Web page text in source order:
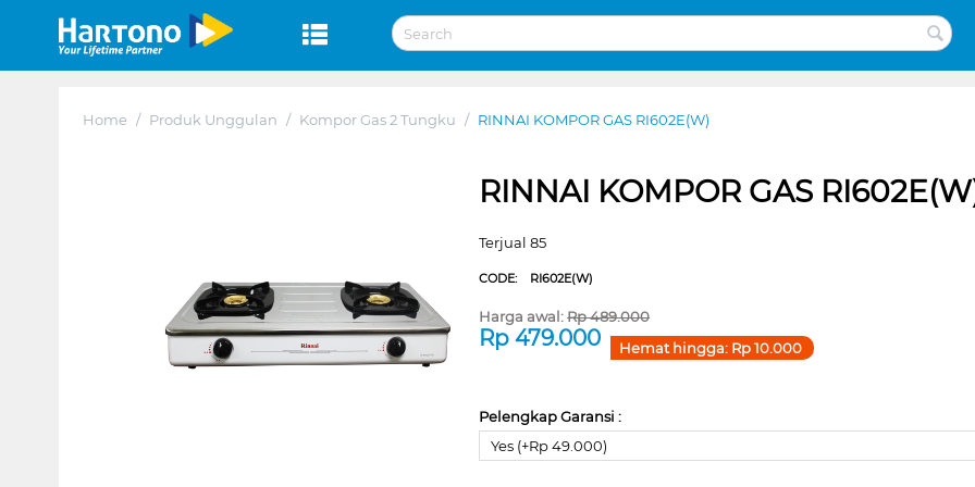
Home / Produk Unggulan / Kompor Gas 2 Tungku / RINNAI KOMPOR GAS RI602E(W)
RINNAI KOMPOR GAS
Terjual 85
CODE: RI602E(W)
Harga awal:Rp489.000
Rp479.000 Hemat hingga: Rp10.000
Pelengkap Garansi :
Yes (+Rp 49.000)